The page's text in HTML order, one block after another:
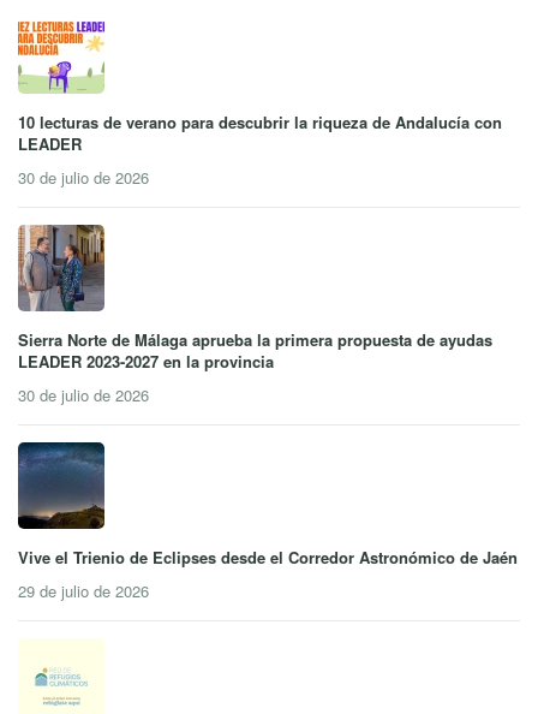
10 lecturas de verano para descubrir la riqueza de Andalucía con
LEADER
30 de julio de 2026
Sierra Norte de Málaga aprueba la primera propuesta de ayudas
LEADER 2023-2027 en la provincia
30 de julio de 2026
Vive el Trienio de Eclipses desde el Corredor Astronómico de Jaén
29 de julio de 2026